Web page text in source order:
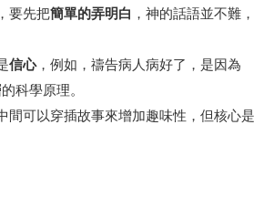
要先把簡單的弄明白 ，神的話語並不難，
信心，例如，禱告病人病好了，是因為
科學原理。
間可以穿插故事來增加趣味性，但核心是